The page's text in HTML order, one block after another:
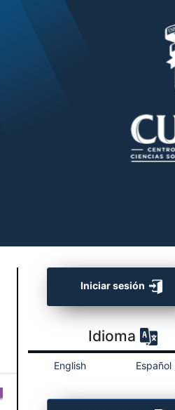
Iniciar sesión
Idioma
English Español